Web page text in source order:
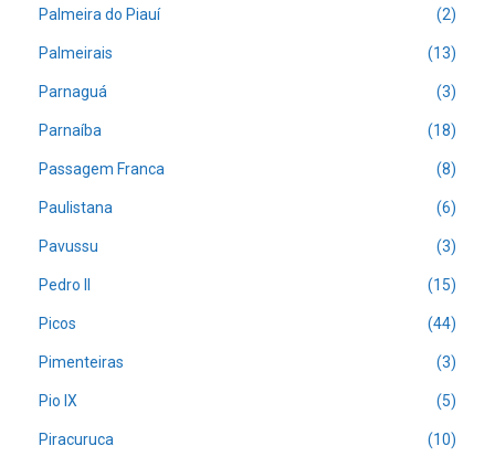
Palmeira do Piauí (2)
Palmeirais (13)
Parnaguá (3)
Parnaíba (18)
Passagem Franca (8)
Paulistana (6)
Pavussu (3)
Pedro II (15)
Picos (44)
Pimenteiras (3)
Pio IX (5)
Piracuruca (10)